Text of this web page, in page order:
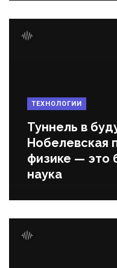
ТЕХНОЛОГИИ
Туннель в
Нобелевская
физике — это
наука